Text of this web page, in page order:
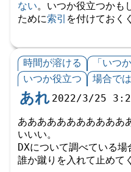
ない。いつか役立つかも
ために索引 を付けておく
時間が溶ける
「いつ
いつか役立つ
場合で
あれ 2022/3/25
あああああああああああ
いいい。
DXについて調べている場
誰か蹴りを入れて止めて